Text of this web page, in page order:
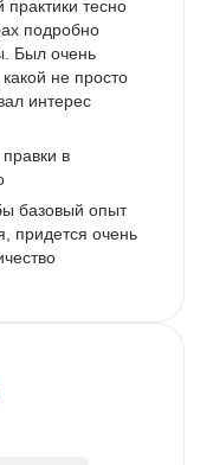
тесно
подробно
Был очень
не просто
интерес
в
базовый опыт
придется очень